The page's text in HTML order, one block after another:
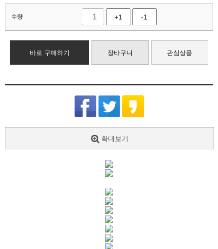
수량 +1 -1
바로 구매하기 장바구니 관심상품
확대보기